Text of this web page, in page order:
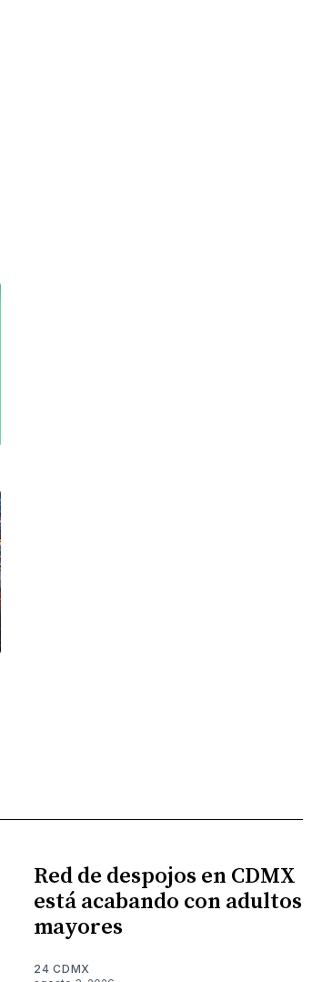
Red de despojos en CDMX
está acabando con adultos
mayores
24 CDMX